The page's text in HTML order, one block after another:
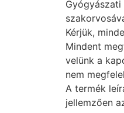
Kérjük,
Mindent
velünk a
nem
A termék
jellemzően